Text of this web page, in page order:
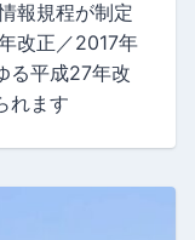
報規程が制定
改正／2017年
る平成27年改
れます